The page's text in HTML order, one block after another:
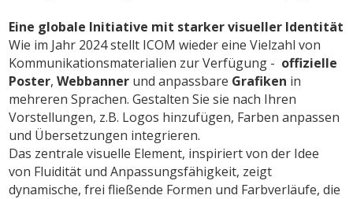
Eine globale Initiative mit starker visueller Identität
Wie im Jahr 2024 stellt ICOM wieder eine Vielzahl von
Kommunikationsmaterialien zur Verfügung - offizielle
Poster,Webbanner und anpassbare Grafiken in
mehreren Sprachen. Gestalten Sie sie nach Ihren
Vorstellungen, z.B. Logos hinzufügen, Farben anpassen
und Übersetzungen integrieren.
Das zentrale visuelle Element, inspiriert von der Idee
von Fluidität und Anpassungsfähigkeit, zeigt
dynamische, frei fließende Formen und Farbverläufe, die